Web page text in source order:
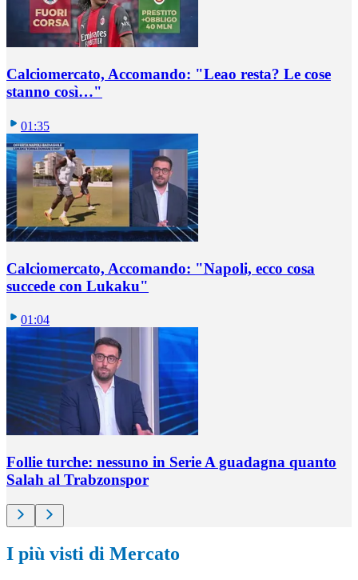
Calciomercato, Accomando: "Leao resta? Le cose
stanno così…"
01:35
Calciomercato, Accomando: "Napoli, ecco cosa
succede con Lukaku"
01:04
Follie turche: nessuno in Serie A guadagna quanto
Salah al Trabzonspor
I più visti di Mercato